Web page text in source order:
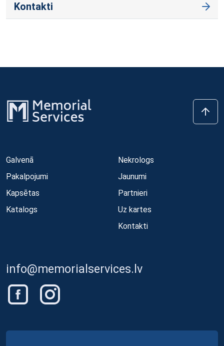
Kontakti
Galvenā
Pakalpojumi
Kapsētas
Katalogs
Nekrologs
Jaunumi
Partnieri
Uz kartes
Kontakti
info@memorialservices.lv